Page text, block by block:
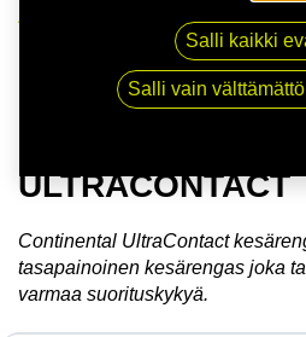
175/55R15 77T
ULTRACONTACT
Continental UltraContact
tasapainoinen kesärengas joka
varmaa suorituskykyä.
Salli kaikki
Salli vain